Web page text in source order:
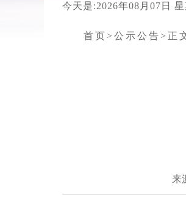
今天是:2026年08月07日 星
首页 >公示公告 >正
来